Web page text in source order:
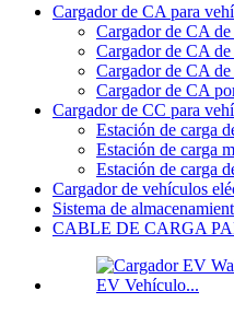
Cargador de CA para
Cargador de CA de
Cargador de CA
Cargador de CA de
Cargador de CA
Cargador de CC para
Estación de carga
Estación de carga
Estación de carga
Cargador de vehículos
Sistema de
CABLE DE CARGA